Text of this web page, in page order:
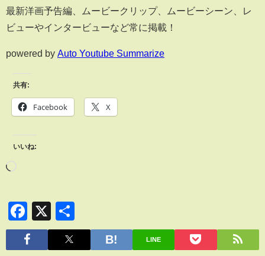
最新洋画予告編、ムービークリップ、ムービーシーン、レ
ビューやインタービューなど常に掲載！
powered by Auto Youtube Summarize
共有:
Facebook X
いいね:
Facebook
X
有
LINE